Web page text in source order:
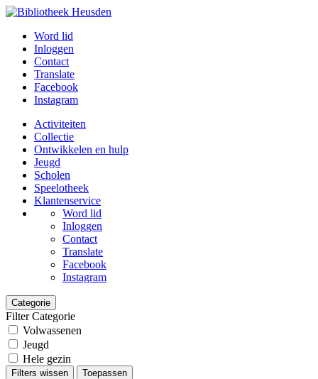
Word lid
Inloggen
Contact
Translate
Facebook
Instagram
Activiteiten
Collectie
Ontwikkelen en hulp
Jeugd
Scholen
Speelotheek
Klantenservice
Word lid
Inloggen
Contact
Translate
Facebook
Instagram
Categorie
Filter Categorie
Volwassenen
Jeugd
Hele gezin
Filters wissen
Toepassen